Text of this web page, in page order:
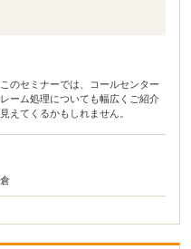
のセミナーでは、コールセンター
ーム処理についても幅広くご紹介
えてくるかもしれません。